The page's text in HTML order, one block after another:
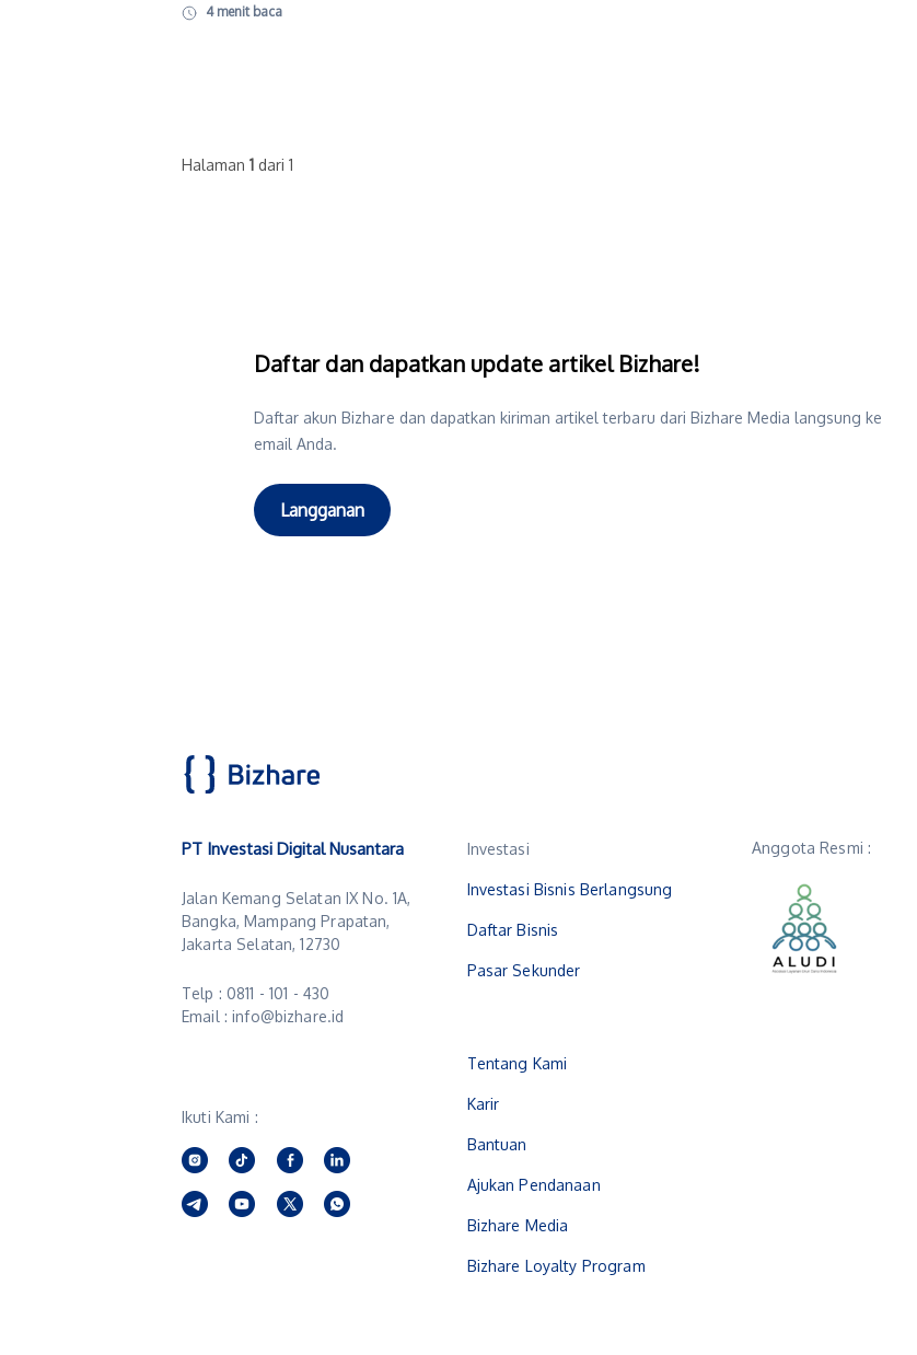
4 menit baca
Halaman 1 dari 1
Daftar dan dapatkan update artikel Bizhare!
Daftar akun Bizhare dan dapatkan kiriman artikel terbaru dari Bizhare Media langsung ke
email Anda.
Langganan
PT Investasi Digital Nusantara
Jalan Kemang Selatan IX No. 1A,
Bangka, Mampang Prapatan,
Jakarta Selatan, 12730
Telp : 0811 - 101 - 430
Email : info@bizhare.id
Ikuti Kami :
Investasi
Investasi Bisnis Berlangsung
Daftar Bisnis
Pasar Sekunder
Tentang Kami
Karir
Bantuan
Ajukan Pendanaan
Bizhare Media
Bizhare Loyalty Program
Anggota Resmi :